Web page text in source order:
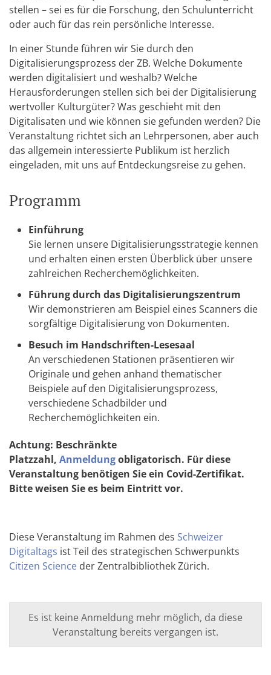
stellen – sei es für die Forschung, den Schulunterricht
oder auch für das rein persönliche Interesse.
In einer Stunde führen wir Sie durch den
Digitalisierungsprozess der ZB. Welche Dokumente
werden digitalisiert und weshalb? Welche
Herausforderungen stellen sich bei der Digitalisierung
wertvoller Kulturgüter? Was geschieht mit den
Digitalisaten und wie können sie gefunden werden? Die
Veranstaltung richtet sich an Lehrpersonen, aber auch
das allgemein interessierte Publikum ist herzlich
eingeladen, mit uns auf Entdeckungsreise zu gehen.
Programm
Einführung
Sie lernen unsere Digitalisierungsstrategie kennen
und erhalten einen ersten Überblick über unsere
zahlreichen Recherchemöglichkeiten.
Führung durch das Digitalisierungszentrum
Wir demonstrieren am Beispiel eines Scanners die
sorgfältige Digitalisierung von Dokumenten.
Besuch im Handschriften-Lesesaal
An verschiedenen Stationen präsentieren wir
Originale und gehen anhand thematischer
Beispiele auf den Digitalisierungsprozess,
verschiedene Schadbilder und
Recherchemöglichkeiten ein.
Achtung: Beschränkte
Platzzahl, Anmeldungobligatorisch. Für diese
Veranstaltung benötigen Sie ein Covid-Zertifikat.
Bitte weisen Sie es beim Eintritt vor.
Diese Veranstaltung im Rahmen des Schweizer
Digitaltags ist Teil des strategischen Schwerpunkts
Citizen Science der Zentralbibliothek Zürich.
Es ist keine Anmeldung mehr möglich, da diese
Veranstaltung bereits vergangen ist.